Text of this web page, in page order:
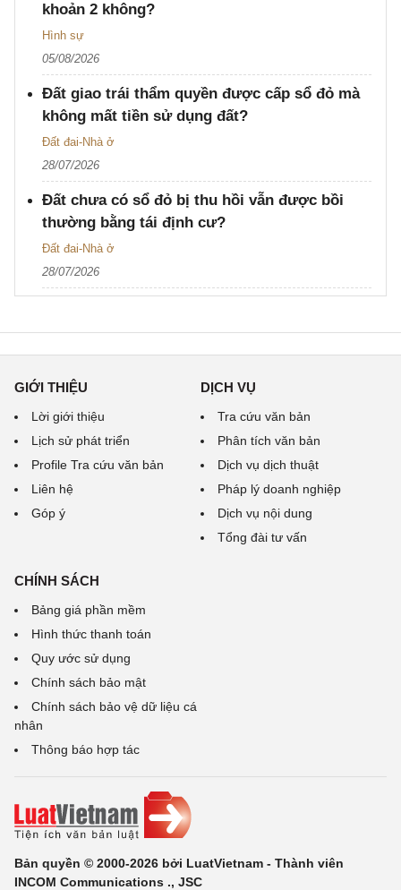
khoản 2 không?
Hình sự
05/08/2026
Đất giao trái thẩm quyền được cấp sổ đỏ mà
không mất tiền sử dụng đất?
Đất đai-Nhà ở
28/07/2026
Đất chưa có sổ đỏ bị thu hồi vẫn được bồi
thường bằng tái định cư?
Đất đai-Nhà ở
28/07/2026
GIỚI THIỆU
Lời giới thiệu
Lịch sử phát triển
Profile Tra cứu văn bản
Liên hệ
Góp ý
DỊCH VỤ
Tra cứu văn bản
Phân tích văn bản
Dịch vụ dịch thuật
Pháp lý doanh nghiệp
Dịch vụ nội dung
Tổng đài tư vấn
CHÍNH SÁCH
Bảng giá phần mềm
Hình thức thanh toán
Quy ước sử dụng
Chính sách bảo mật
Chính sách bảo vệ dữ liệu cá
nhân
Thông báo hợp tác
Bản quyền © 2000-2026 bởi LuatVietnam - Thành viên
INCOM Communications ., JSC